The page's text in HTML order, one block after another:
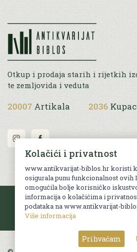
Otkup i prodaja starih i rijetkih
te zemljovida i veduta
20007 Artikala 2036
Besplatna dostava
Za sve narudžbe u RH iznad
Kolačići i privatnost
www.antikvarijat-biblos.hr koristi
osigurala punu funkcionalnost ovih
omogućila bolje korisničko
informacija o kolačićima i
podataka na www.antikvarijat-
Više informacija
Prihvaćam